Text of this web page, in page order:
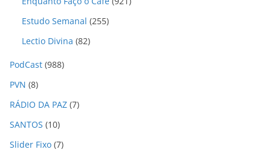
Estudo Semanal (255)
Lectio Divina (82)
PodCast (988)
PVN (8)
RÁDIO DA PAZ (7)
SANTOS (10)
Slider Fixo (7)